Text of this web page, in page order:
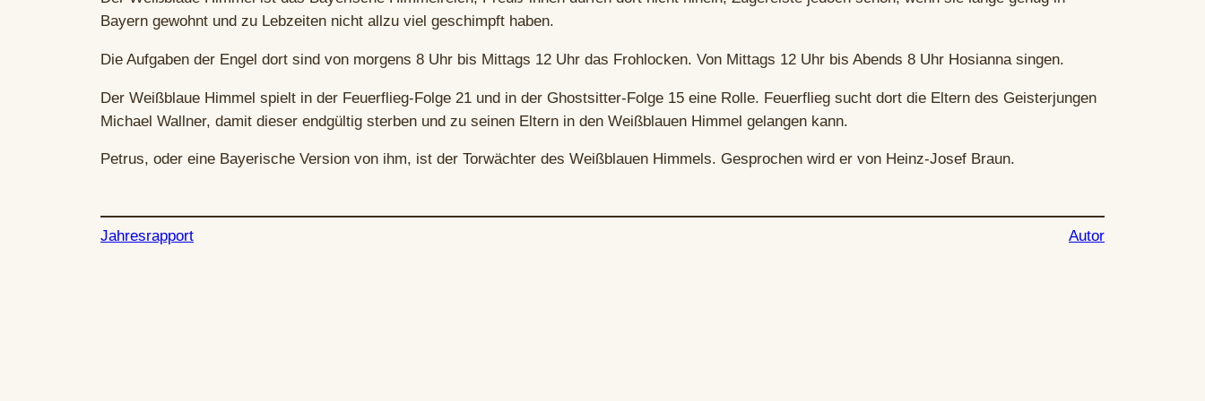
Bayern gewohnt und zu Lebzeiten nicht allzu viel geschimpft haben.
Die Aufgaben der Engel dort sind von morgens 8 Uhr bis Mittags 12 Uhr das Frohlocken. Von Mittags 12 Uhr bis Abends 8 Uhr Hosianna singen.
Der Weißblaue Himmel spielt in der Feuerflieg-Folge 21 und in der Ghostsitter-Folge 15 eine Rolle. Feuerflieg sucht dort die Eltern des Geisterjungen
Michael Wallner, damit dieser endgültig sterben und zu seinen Eltern in den Weißblauen Himmel gelangen kann.
Petrus, oder eine Bayerische Version von ihm, ist der Torwächter des Weißblauen Himmels. Gesprochen wird er von Heinz-Josef Braun.
Jahresrapport Autor